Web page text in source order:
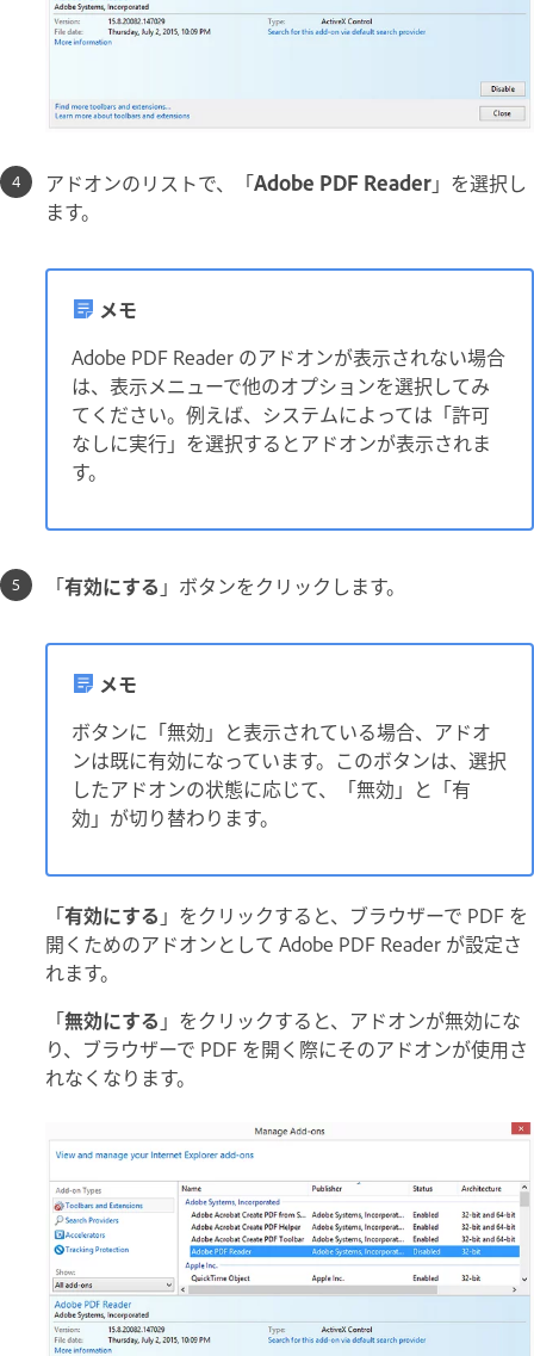
アドオンのリストで、「Adobe PDF Reader」を選択し
ます。
メモ
Adobe PDF Reader のアドオンが表示されない場合
は、表示メニューで他のオプションを選択してみ
てください。例えば、システムによっては「許可
なしに実行」を選択するとアドオンが表示されま
す。
「有効にする 」ボタンをクリックします。
メモ
ボタンに「無効」と表示されている場合、アドオ
ンは既に有効になっています。このボタンは、選択
したアドオンの状態に応じて、「無効」と「有
効」が切り替わります。
「有効にする 」をクリックすると、ブラウザーで PDF を
開くためのアドオンとして Adobe PDF Reader が設定さ
れます。
「無効にする 」をクリックすると、アドオンが無効にな
り、ブラウザーで PDF を開く際にそのアドオンが使用さ
れなくなります。